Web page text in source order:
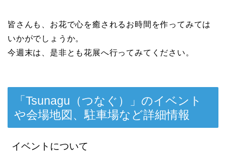
皆さんも、お花で心を癒されるお時間を作ってみては
いかがでしょうか。
今週末は、是非とも花展へ行ってみてください。
「Tsunagu（つなぐ）」のイベント
や会場地図、駐車場など詳細情報
イベントについて